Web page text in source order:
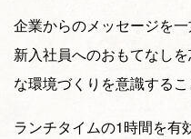
企業からのメッセージを一
新入社員へのおもてなし
な環境づくりを意識するこ
ランチタイムの1時間を有